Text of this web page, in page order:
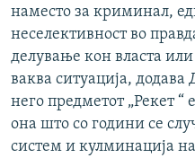
наместо за криминал,
неселективност во
делување кон власта
ваква ситуација,
него предметот „Рекет “
она што со години се
систем и кулминација на